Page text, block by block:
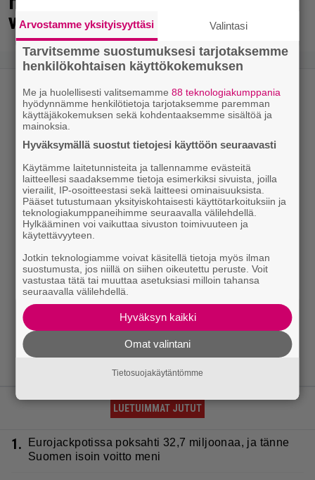
voitto meni
LUETUIMMAT JUTUT
1.
Eurojackpotissa poksahti 32,7 miljoonaa, ja tänne
Suomen isoin voitto meni
Arvostamme yksityisyyttäsi Valintasi
Tarvitsemme suostumuksesi tarjotaksemme
henkilökohtaisen käyttökokemuksen
Me ja huolellisesti valitsemamme88 teknologiakumppania
hyödynnämme henkilötietoja tarjotaksemme paremman
käyttäjäkokemuksen sekä kohdentaaksemme sisältöä ja
mainoksia.
Hyväksymällä suostut tietojesi käyttöön seuraavasti
Käytämme laitetunnisteita ja tallennamme evästeitä
laitteellesi saadaksemme tietoja esimerkiksi sivuista, joilla
vierailit, IP-osoitteestasi sekä laitteesi ominaisuuksista.
Pääset tutustumaan yksityiskohtaisesti käyttötarkoituksiin ja
teknologiakumppaneihimme seuraavalla välilehdellä.
Hylkääminen voi vaikuttaa sivuston toimivuuteen ja
käytettävyyteen.
Jotkin teknologiamme voivat käsitellä tietoja myös ilman
suostumusta, jos niillä on siihen oikeutettu peruste. Voit
vastustaa tätä tai muuttaa asetuksiasi milloin tahansa
seuraavalla välilehdellä.
Hyväksyn kaikki
Omat valintani
Tietosuojakäytäntömme